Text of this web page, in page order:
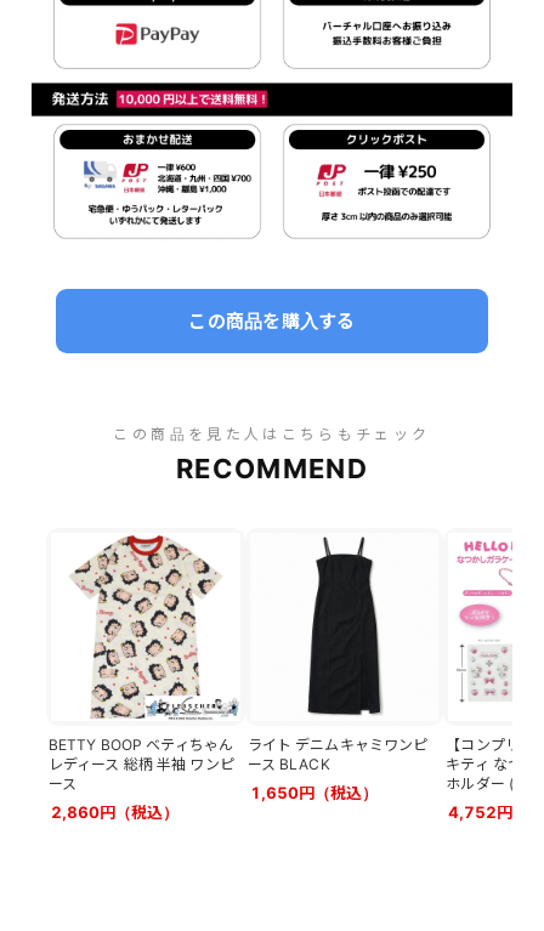
この商品を購入する
この商品を見た人はこちらもチェック
RECOMMEND
BETTY BOOP ベティちゃん
レディース 総柄 半袖 ワンピ
ース
2,860円（税込）
ライト デニムキャミワンピ
ース BLACK
1,650円（税込）
【コンプリー
キティ なつか
ホルダー (全6
4,752円（